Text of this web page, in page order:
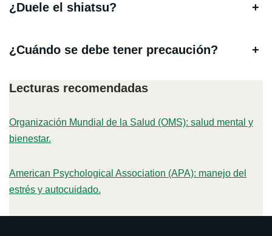
¿Duele el shiatsu? +
¿Cuándo se debe tener precaución? +
Lecturas recomendadas
Organización Mundial de la Salud (OMS): salud mental y
bienestar.
American Psychological Association (APA): manejo del
estrés y autocuidado.